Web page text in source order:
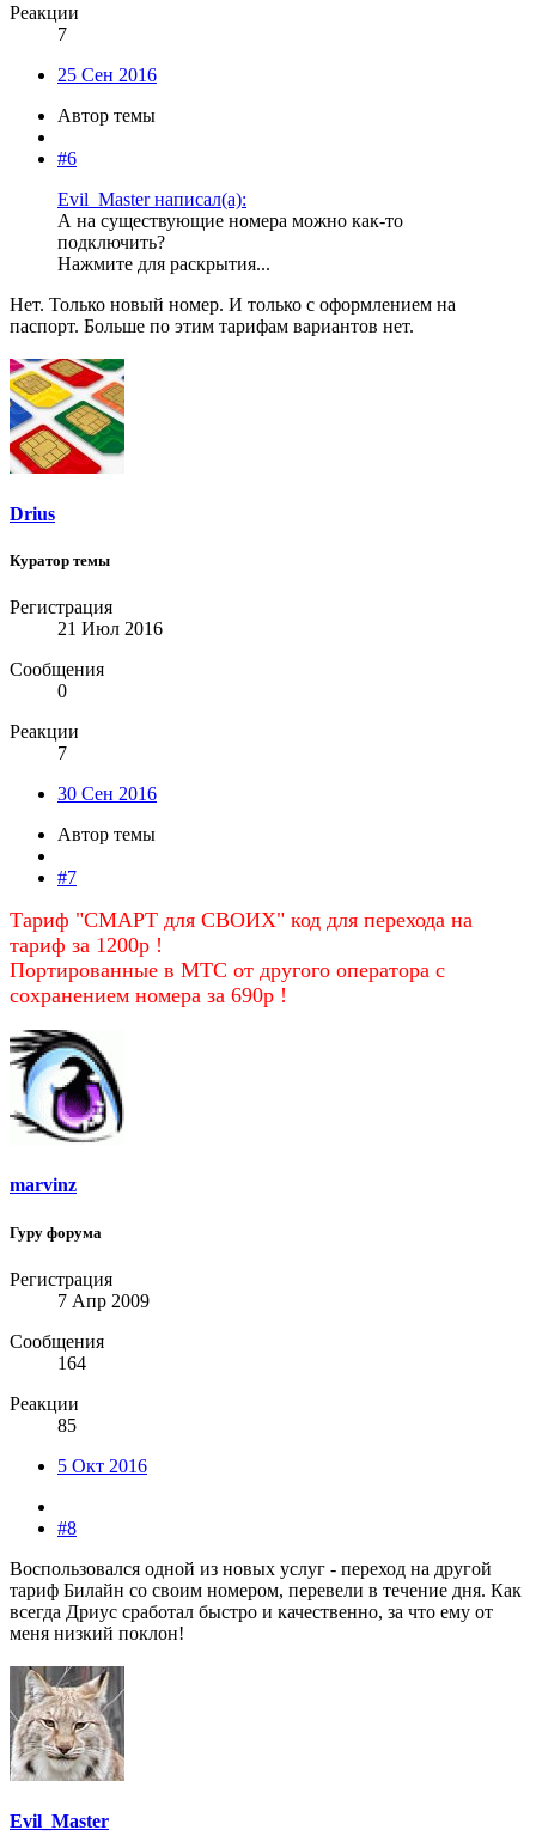
Реакции
7
25 Сен 2016
Автор темы
#6
Evil_Master написал(а):
А на существующие номера можно как-то
подключить?
Нажмите для раскрытия...
Нет. Только новый номер. И только с оформлением на
паспорт. Больше по этим тарифам вариантов нет.
Drius
Куратор темы
Регистрация
21 Июл 2016
Сообщения
0
Реакции
7
30 Сен 2016
Автор темы
#7
Тариф "СМАРТ для СВОИХ" код для перехода на
тариф за 1200р !
Портированные в МТС от другого оператора с
сохранением номера за 690р !
marvinz
Гуру форума
Регистрация
7 Апр 2009
Сообщения
164
Реакции
85
5 Окт 2016
#8
Воспользовался одной из новых услуг - переход на другой
тариф Билайн со своим номером, перевели в течение дня. Как
всегда Дриус сработал быстро и качественно, за что ему от
меня низкий поклон!
Evil_Master